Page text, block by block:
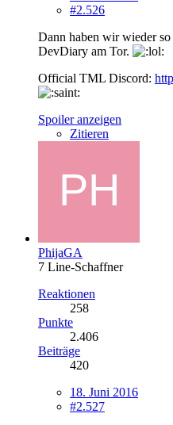
#2.526
Dann haben wir wieder
DevDiary am Tor.
Official TML Discord:
Spoiler anzeigen
Zitieren
PhijaGA
7 Line-Schaffner
Reaktionen
258
Punkte
2.406
Beiträge
420
18. Juni 2016
#2.527